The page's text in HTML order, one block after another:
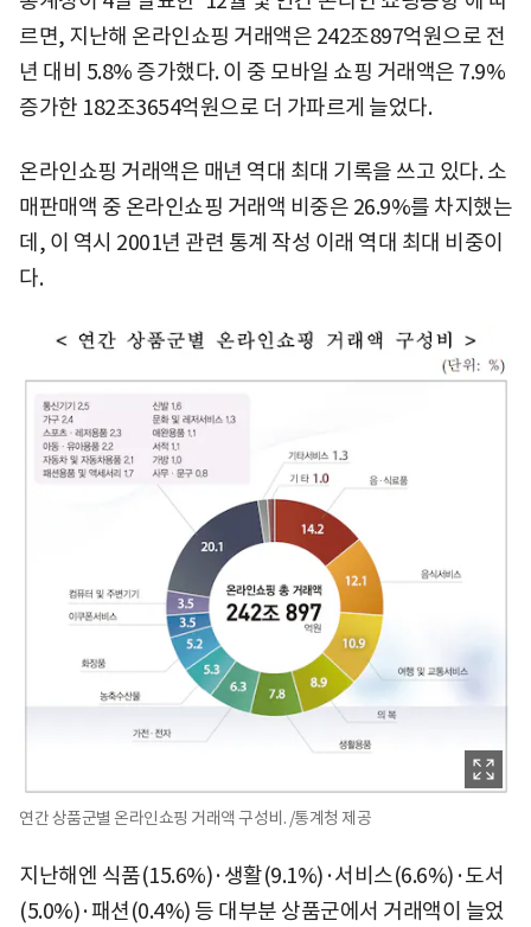
르면, 지난해 온라인쇼핑 거래액은 242조897억원으로 전
년 대비 5.8% 증가했다. 이 중 모바일 쇼핑 거래액은 7.9%
증가한 182조3654억원으로 더 가파르게 늘었다.
온라인쇼핑 거래액은 매년 역대 최대 기록을 쓰고 있다. 소
매판매액 중 온라인쇼핑 거래액 비중은 26.9%를 차지했는
데, 이 역시 2001년 관련 통계 작성 이래 역대 최대 비중이
다.
연간 상품군별 온라인쇼핑 거래액 구성비. /통계청 제공
지난해엔 식품(15.6%)·생활(9.1%)·서비스(6.6%)·도서
(5.0%)·패션(0.4%) 등 대부분 상품군에서 거래액이 늘었